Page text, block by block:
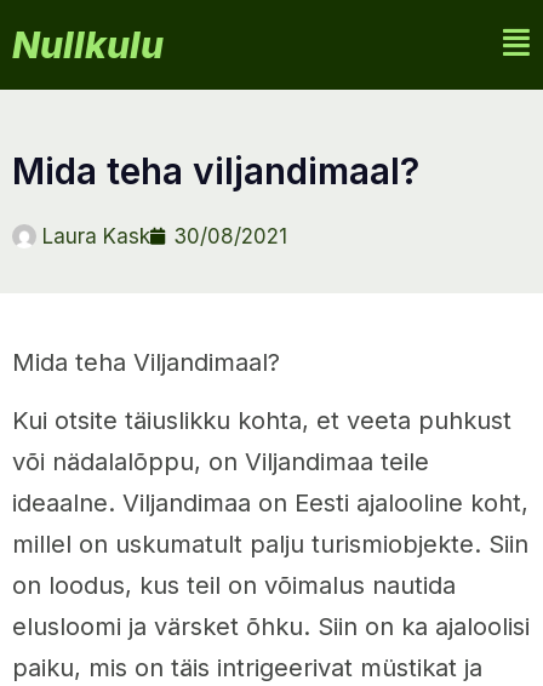
Nullkulu
mida teha viljandimaal?
Laura Kask 30/08/2021
Mida teha Viljandimaal?
Kui otsite täiuslikku kohta, et veeta puhkust
või nädalalõppu, on Viljandimaa teile
ideaalne. Viljandimaa on Eesti ajalooline koht,
millel on uskumatult palju turismiobjekte. Siin
on loodus, kus teil on võimalus nautida
elusloomi ja värsket õhku. Siin on ka ajaloolisi
paiku, mis on täis intrigeerivat müstikat ja